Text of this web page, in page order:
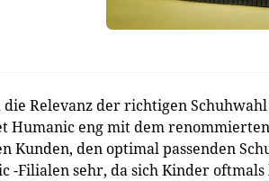
die Relevanz der richtigen
Humanic eng mit dem
Kunden, den optimal passenden
-Filialen sehr, da sich Kinder